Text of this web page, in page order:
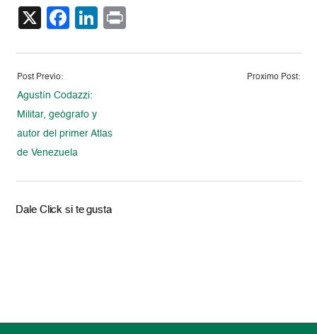
X Facebook
LinkedIn
Post Previo:
Agustín Codazzi:
Militar, geógrafo y
autor del primer Atlas
de Venezuela
Proximo Post:
Dale Click si te gusta